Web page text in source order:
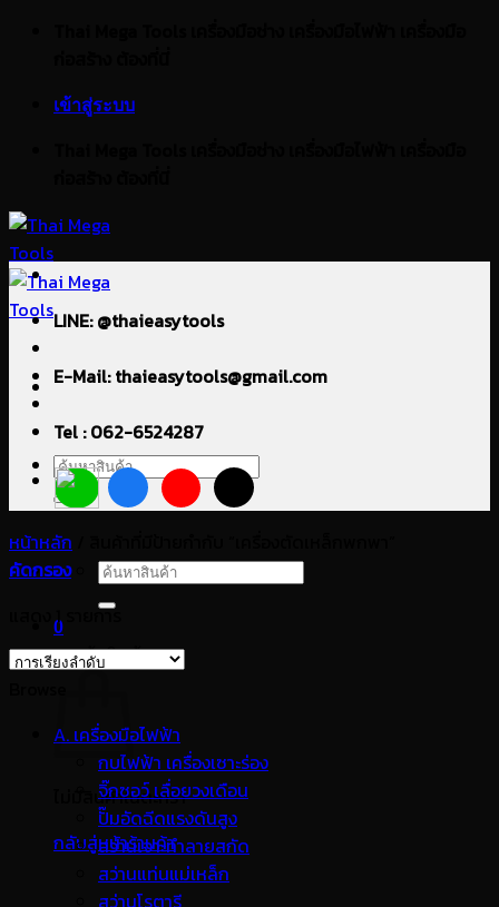
เข้าสู่ระบบ
ค้นหา:
ค้นหา:
0
ตะกร้าสินค้า
ไม่มีสินค้าในตะกร้า
กลับสู่หน้าร้านค้า
LINE: @thaieasytools
E-Mail: thaieasytools@gmail.com
Tel : 062-6524287
หน้าหลัก
คัดกรอง
แสดง 1 รายการ
A. เครื่องมือไฟฟ้า
กบไฟฟ้า เครื่องเซาะร่อง
จิ๊กซอว์ เลื่อยวงเดือน
ปั๊มอัดฉีดแรงดันสูง
สว่านเจาะทำลายสกัด
สว่านแท่นแม่เหล็ก
สว่านโรตารี